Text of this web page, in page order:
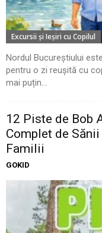
Excursii şi Ieşiri cu Copilul
Nordul Bucureștiului
pentru o zi reușită cu
mai puțin...
12 Piste de Bob
Complet de
Familii
GOKID